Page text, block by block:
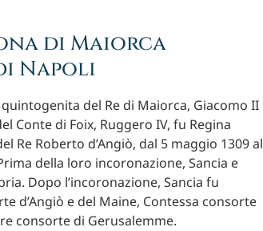
di Maiorca
Napoli
del Re di Maiorca, Giacomo II
Conte di Foix, Ruggero IV, fu Regina
Re Roberto d’Angiò, dal 5 maggio 1309 al
della loro incoronazione, Sancia e
Dopo l’incoronazione, Sancia fu
d’Angiò e del Maine, Contessa consorte
consorte di Gerusalemme.